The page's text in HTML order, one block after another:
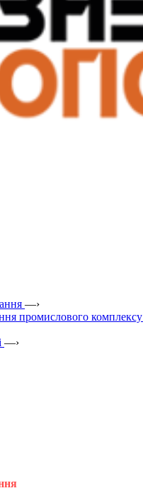
—›
промислового комплексу
—›